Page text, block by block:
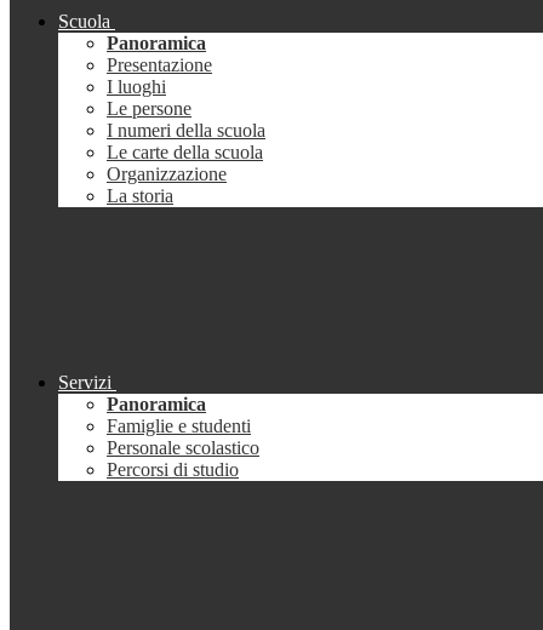
Scuola
Panoramica
Presentazione
I luoghi
Le persone
I numeri della scuola
Le carte della scuola
Organizzazione
La storia
Servizi
Panoramica
Famiglie e studenti
Personale scolastico
Percorsi di studio